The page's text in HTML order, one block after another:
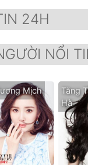
24H
NỔI
Mịch
Tăng
Hà